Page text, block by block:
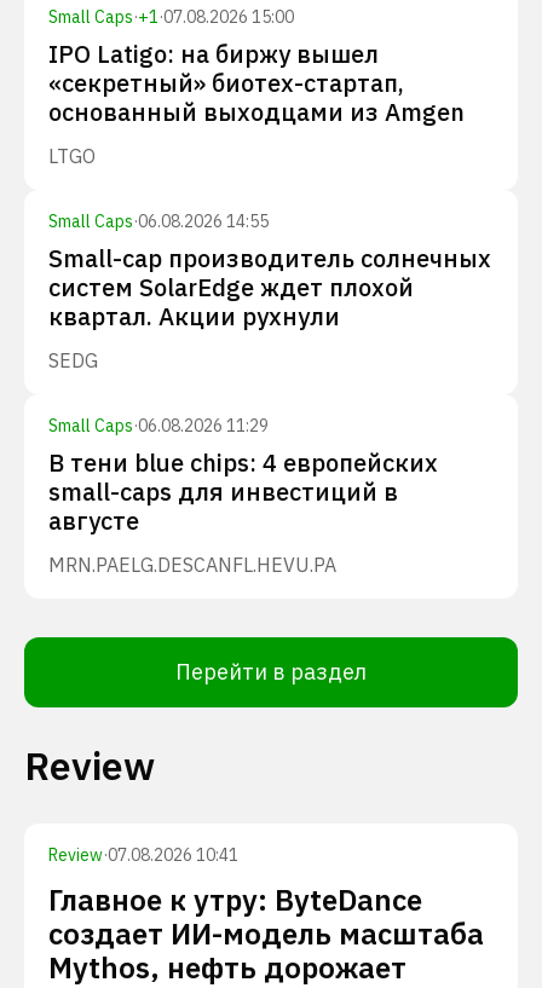
Small Caps·+1·07.08.2026 15:00
IPO Latigo: на биржу вышел
«секретный» биотех-стартап,
основанный выходцами из Amgen
LTGO
Small Caps·06.08.2026 14:55
Small-cap производитель солнечных
систем SolarEdge ждет плохой
квартал. Акции рухнули
SEDG
Small Caps·06.08.2026 11:29
В тени blue chips: 4 европейских
small-caps для инвестиций в
августе
MRN.PAELG.DESCANFL.HEVU.PA
Перейти в раздел
Review
Review·07.08.2026 10:41
Главное к утру: ByteDance
создает ИИ-модель масштаба
Mythos, нефть дорожает